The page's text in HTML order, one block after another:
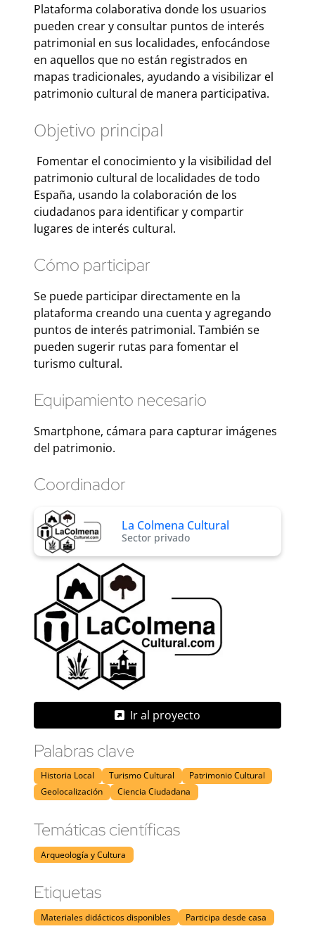
Plataforma colaborativa donde los usuarios
pueden crear y consultar puntos de interés
patrimonial en sus localidades, enfocándose
en aquellos que no están registrados en
mapas tradicionales, ayudando a visibilizar el
patrimonio cultural de manera participativa.
Objetivo principal
Fomentar el conocimiento y la visibilidad del
patrimonio cultural de localidades de todo
España, usando la colaboración de los
ciudadanos para identificar y compartir
lugares de interés cultural.
Cómo participar
Se puede participar directamente en la
plataforma creando una cuenta y agregando
puntos de interés patrimonial. También se
pueden sugerir rutas para fomentar el
turismo cultural.
Equipamiento necesario
Smartphone, cámara para capturar imágenes
del patrimonio.
Coordinador
La Colmena Cultural
Sector privado
Ir al proyecto
Palabras clave
Historia Local Turismo Cultural
Patrimonio Cultural
Geolocalización
Ciencia Ciudadana
Temáticas científicas
Arqueología y Cultura
Etiquetas
Materiales didácticos disponibles Participa desde casa